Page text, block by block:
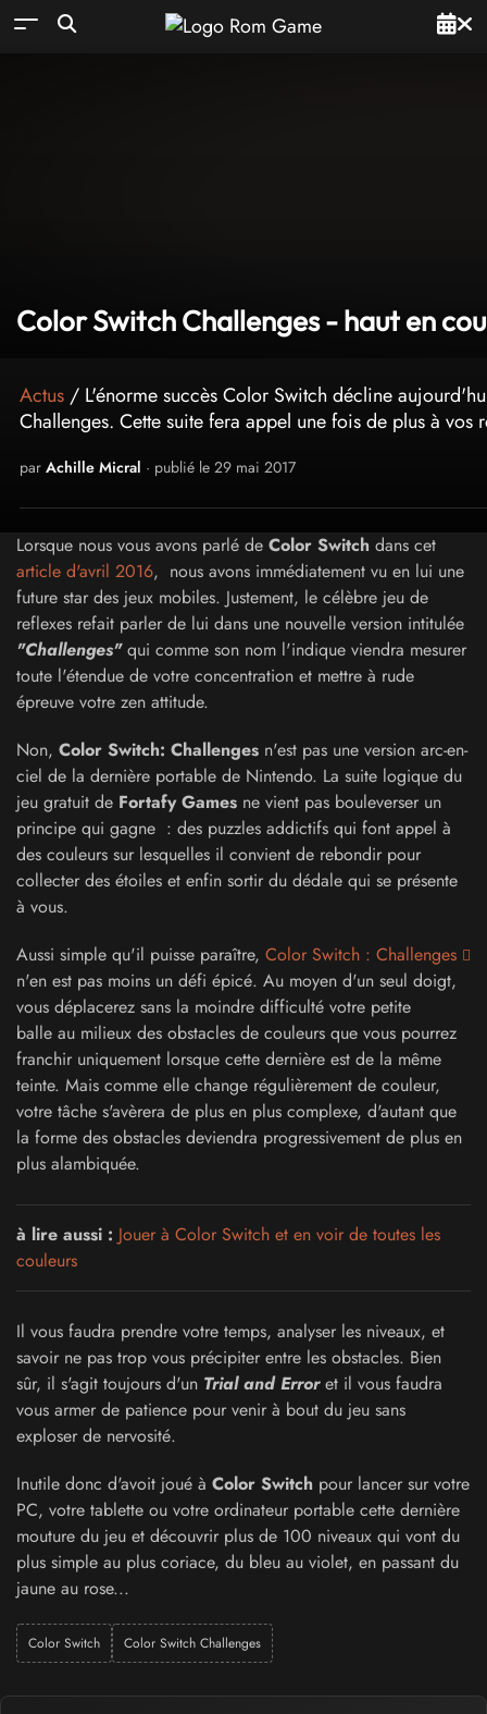
Color Switch Challenges - haut en
Actus / L'énorme succès Color Switch décline
Challenges. Cette suite fera appel une fois de plus à vos
par Achille Micral · publié le 29 mai 2017
Lorsque nous vous avons parlé de Color Switch dans cet
article d'avril 2016, nous avons immédiatement vu en lui une
future star des jeux mobiles. Justement, le célèbre jeu de
reflexes refait parler de lui dans une nouvelle version intitulée
"Challenges"qui comme son nom l'indique viendra mesurer
toute l'étendue de votre concentration et mettre à rude
épreuve votre zen attitude.
Non, Color Switch: Challenges n'est pas une version arc-en-
ciel de la dernière portable de Nintendo. La suite logique du
jeu gratuit de Fortafy Games ne vient pas bouleverser un
principe qui gagne : des puzzles addictifs qui font appel à
des couleurs sur lesquelles il convient de rebondir pour
collecter des étoiles et enfin sortir du dédale qui se présente
à vous.
Aussi simple qu'il puisse paraître, Color Switch : Challenges
n'en est pas moins un défi épicé. Au moyen d'un seul doigt,
vous déplacerez sans la moindre difficulté votre petite
balle au milieux des obstacles de couleurs que vous pourrez
franchir uniquement lorsque cette dernière est de la même
teinte. Mais comme elle change régulièrement de couleur,
votre tâche s'avèrera de plus en plus complexe, d'autant que
la forme des obstacles deviendra progressivement de plus en
plus alambiquée.
à lire aussi : Jouer à Color Switch et en voir de toutes les
couleurs
Il vous faudra prendre votre temps, analyser les niveaux, et
savoir ne pas trop vous précipiter entre les obstacles. Bien
sûr, il s'agit toujours d'un Trial and Erroret il vous faudra
vous armer de patience pour venir à bout du jeu sans
exploser de nervosité.
Inutile donc d'avoit joué à Color Switch pour lancer sur votre
PC, votre tablette ou votre ordinateur portable cette dernière
mouture du jeu et découvrir plus de 100 niveaux qui vont du
plus simple au plus coriace, du bleu au violet, en passant du
jaune au rose...
Color Switch Color Switch Challenges